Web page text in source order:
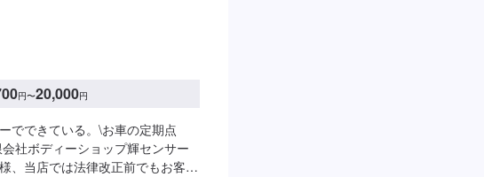
円〜20,000円
でできている。\お車の定期点
社ボディーショップ輝センサー
、当店では法律改正前でもお客さ